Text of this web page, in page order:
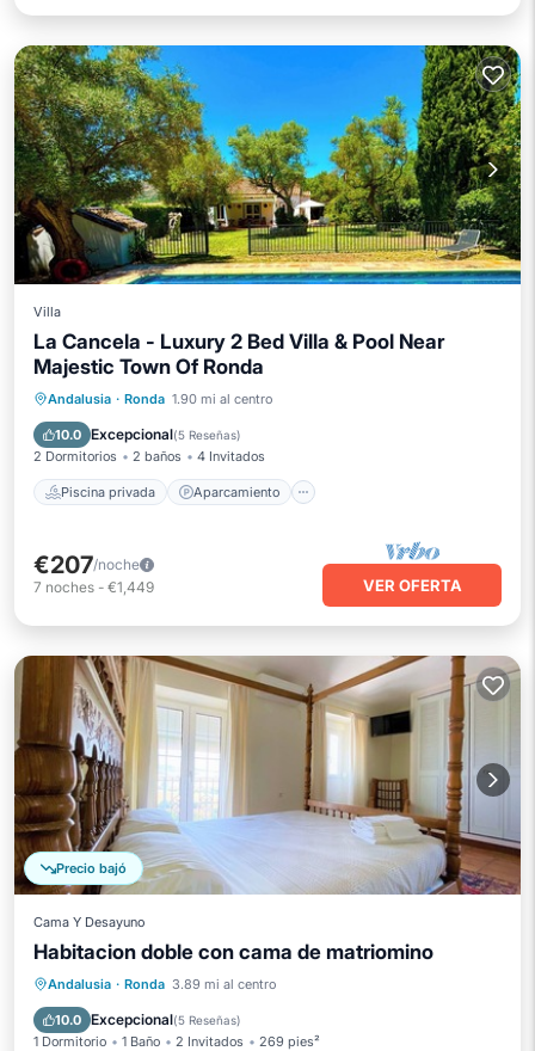
Villa
La Cancela - Luxury 2 Bed Villa & Pool Near
Majestic Town Of Ronda
Andalusia · Ronda 1.90 mi al centro
10.0 Excepcional(5 Reseñas)
2 Dormitorios 2 baños 4 Invitados
Piscina privada Aparcamiento
Piscina privada
Aparcamiento
Piscina
Balcón/Terraza
€207/noche
7 noches - €1,449 VER OFERTA
Precio bajó
Cama Y Desayuno
Habitacion doble con cama de matriomino
Andalusia · Ronda 3.89 mi al centro
10.0 Excepcional(5 Reseñas)
1 Dormitorio 1 Baño 2 Invitados 269 pies²
Desayuno Aparcamiento
Balcón/Terraza